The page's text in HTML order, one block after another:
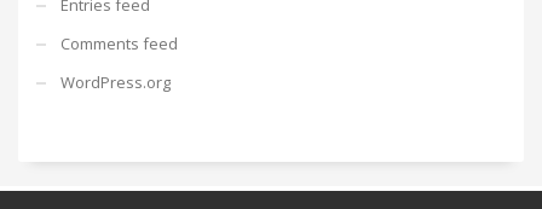
Comments feed
WordPress.org